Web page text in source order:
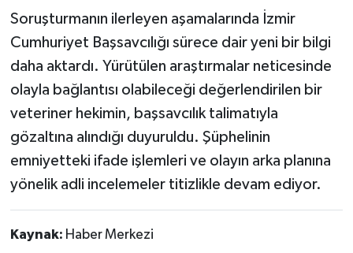
Soruşturmanın ilerleyen aşamalarında İzmir
Cumhuriyet Başsavcılığı sürece dair yeni bir bilgi
daha aktardı. Yürütülen araştırmalar neticesinde
olayla bağlantısı olabileceği değerlendirilen bir
veteriner hekimin, başsavcılık talimatıyla
gözaltına alındığı duyuruldu. Şüphelinin
emniyetteki ifade işlemleri ve olayın arka planına
yönelik adli incelemeler titizlikle devam ediyor.
Kaynak: Haber Merkezi